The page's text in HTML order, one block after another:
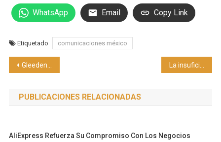
WhatsApp Email Copy Link
Etiquetado comunicaciones méxico
Navegación
de
entradas
Gleeden explica qué es la anarquía relacional La insuficiencia venosa crónica en México representa un desafío para la salud pública
PUBLICACIONES RELACIONADAS
AliExpress Refuerza Su Compromiso Con Los Negocios